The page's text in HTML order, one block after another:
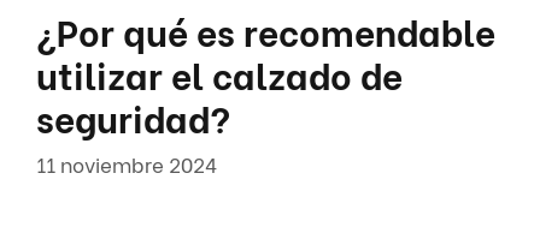
¿Por qué es recomendable
utilizar el calzado de
seguridad?
11 noviembre 2024